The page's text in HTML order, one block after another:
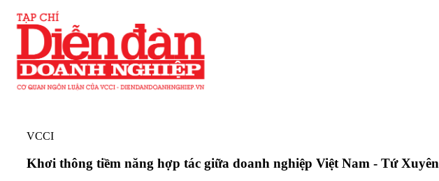
VCCI
Khơi thông tiềm năng hợp tác giữa doanh nghiệp Việt Nam - Tứ Xuyên